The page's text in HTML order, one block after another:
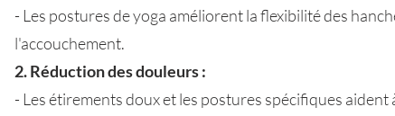
- Les postures de yoga améliorent la flexibilité des
l'accouchement.
2. Réduction des douleurs :
- Les étirements doux et les postures spécifiques